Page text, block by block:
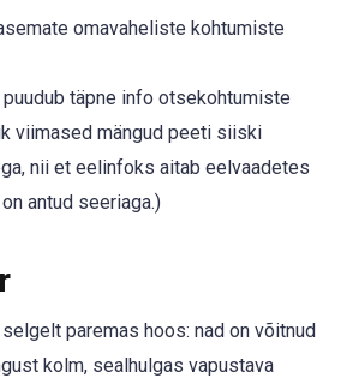
omavaheliste kohtumiste
täpne info otsekohtumiste
viimased mängud peeti siiski
nii et eelinfoks aitab eelvaadetes
antud seeriaga.)
paremas hoos: nad on võitnud
kolm, sealhulgas vapustava